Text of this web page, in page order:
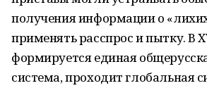
получения информации о
применять расспрос и пытку. В
формируется единая
система, проходит глобальная